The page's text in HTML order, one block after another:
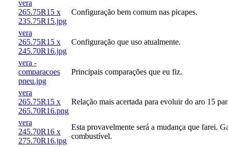
vera
265.75R15 x
235.75R15.jpg
Configuração bem comum nas picapes.
vera
265.75R15 x
245.70R16.jpg
Configuração que uso atualmente.
vera -
comparacoes
pneu.jpg
Principais comparações que eu fiz.
vera
265.75R15 x
265.70R16.png
Relação mais acertada para evoluir do aro 15
vera
245.70R16 x
275.70R16.jpg
Esta provavelmente será a mudança que farei.
combustível.